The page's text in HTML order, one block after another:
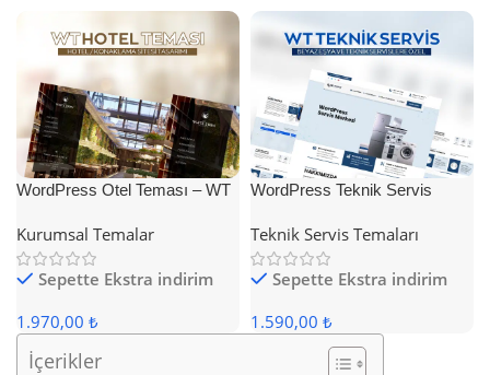
WordPress Otel Teması – WT
Kurumsal Temalar
Sepette Ekstra indirim
1.970,00 ₺
WordPress Teknik Servis
Teknik Servis Temaları
Sepette Ekstra indirim
1.590,00 ₺
İçerikler